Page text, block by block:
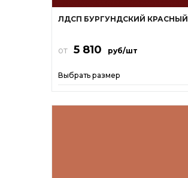
ЛДСП БУРГУНДСКИЙ КРАСНЫЙ
от 5 810 руб/шт
Выбрать размер